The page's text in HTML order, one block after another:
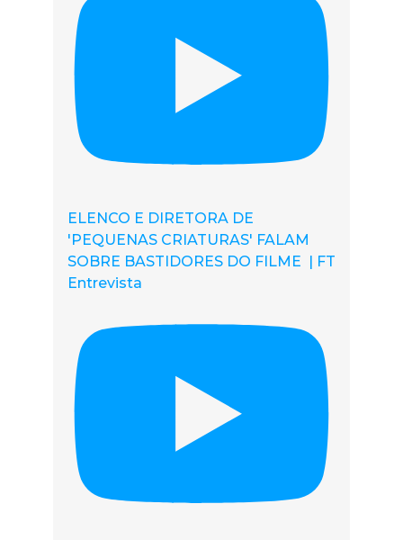
ELENCO E DIRETORA DE
'PEQUENAS CRIATURAS' FALAM
SOBRE BASTIDORES DO FILME | FT
Entrevista